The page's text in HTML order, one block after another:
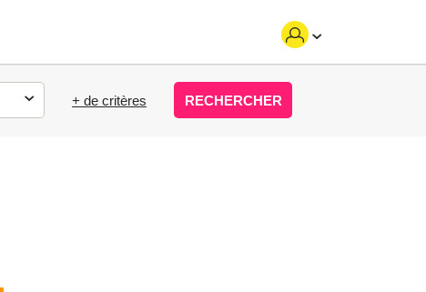
+ de critères RECHERCHER